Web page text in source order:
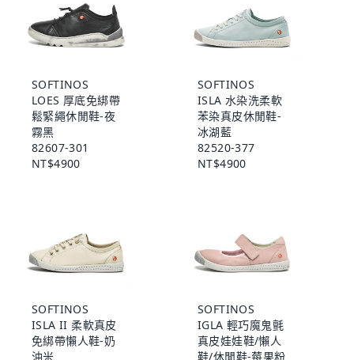
SOFTINOS
LOES 厚底免綁帶
鬆緊繩休閒鞋-夜
霧黑
82607-301
NT$4900
SOFTINOS
ISLA 水染洗柔軟
苯染真皮休閒鞋-
冰湖藍
82520-377
NT$4900
SOFTINOS
ISLA II 柔軟真皮
免綁帶懶人鞋-奶
油米
SOFTINOS
IGLA 輕巧魔鬼氈
真皮娃娃鞋/懶人
鞋/休閒鞋-莓果粉